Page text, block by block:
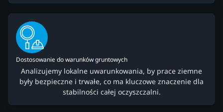
Dostosowanie do warunków gruntowych
Analizujemy lokalne uwarunkowania, by prace ziemne
były bezpieczne i trwałe, co ma kluczowe znaczenie dla
stabilności całej oczyszczalni.